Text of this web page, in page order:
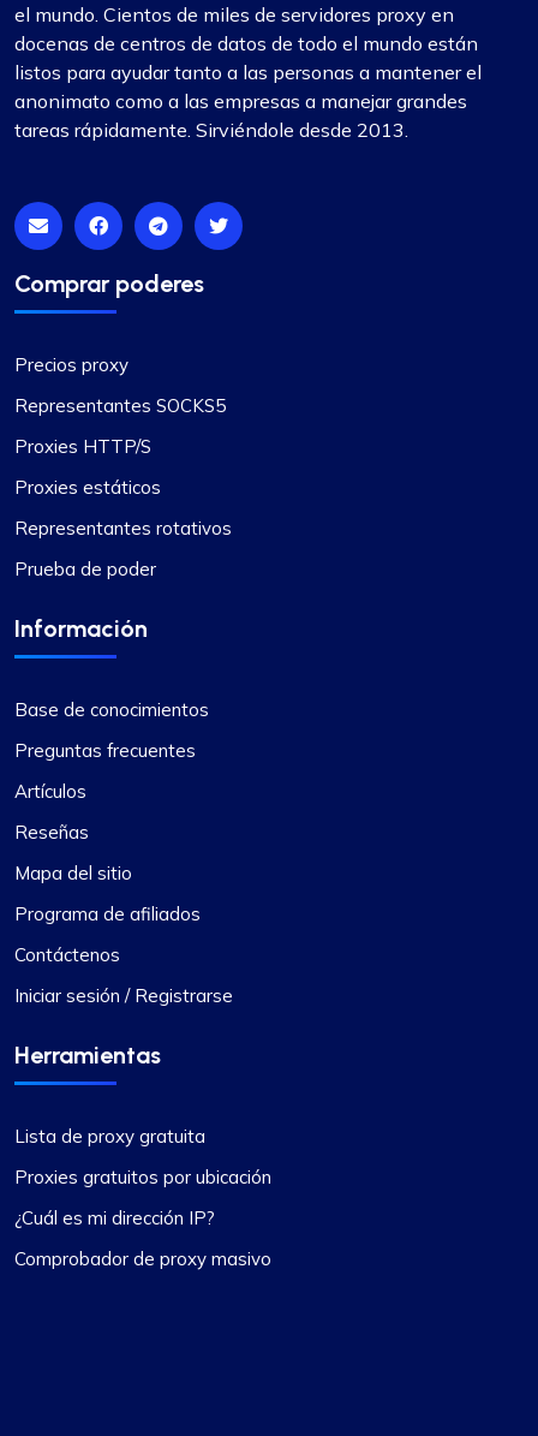
el mundo. Cientos de miles de servidores proxy en
docenas de centros de datos de todo el mundo están
listos para ayudar tanto a las personas a mantener el
anonimato como a las empresas a manejar grandes
tareas rápidamente. Sirviéndole desde 2013.
Comprar poderes
Precios proxy
Representantes SOCKS5
Proxies HTTP/S
Proxies estáticos
Representantes rotativos
Prueba de poder
Información
Base de conocimientos
Preguntas frecuentes
Artículos
Reseñas
Mapa del sitio
Programa de afiliados
Contáctenos
Iniciar sesión / Registrarse
Herramientas
Lista de proxy gratuita
Proxies gratuitos por ubicación
¿Cuál es mi dirección IP?
Comprobador de proxy masivo